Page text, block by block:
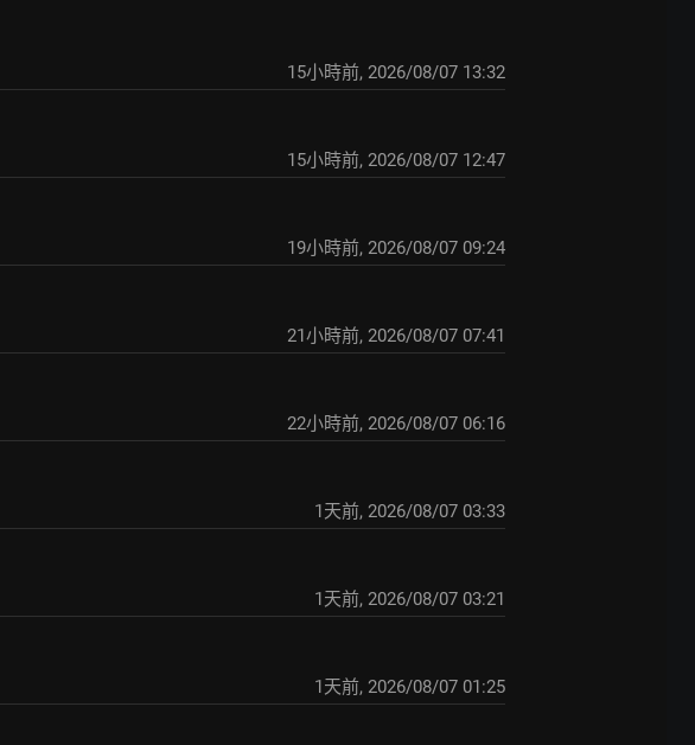
15小時前, 2026/08/07 13:32
16小時前, 2026/08/07 12:47
19小時前, 2026/08/07 09:24
21小時前, 2026/08/07 07:41
22小時前, 2026/08/07 06:16
1天前, 2026/08/07 03:33
1天前, 2026/08/07 03:21
1天前, 2026/08/07 01:25